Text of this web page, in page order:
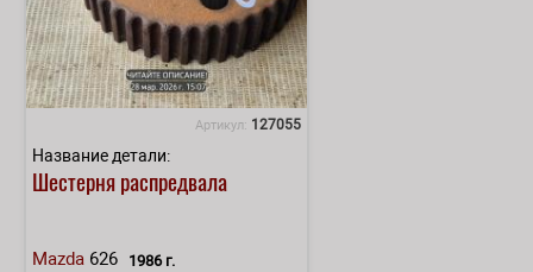
Артикул: 127055
Название детали:
Шестерня распредвала
Mazda 626 1986 г.